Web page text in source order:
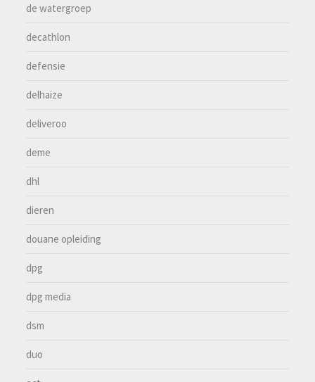
de watergroep
decathlon
defensie
delhaize
deliveroo
deme
dhl
dieren
douane opleiding
dpg
dpg media
dsm
duo